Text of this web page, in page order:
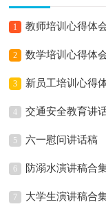
1 教师培训心得体
2 数学培训心得体
3 新员工培训心得
4 交通安全教育讲
5 六一慰问讲话稿
6 防溺水演讲稿合
7 大学生演讲稿合